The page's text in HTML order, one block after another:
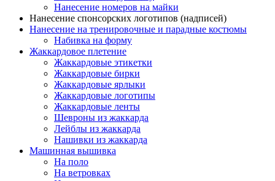
Нанесение номеров на майки
Нанесение спонсорских логотипов (надписей)
Нанесение на тренировочные и парадные костюмы
Набивка на форму
Жаккардовое плетение
Жаккардовые этикетки
Жаккардовые бирки
Жаккардовые ярлыки
Жаккардовые логотипы
Жаккардовые ленты
Шевроны из жаккарда
Лейблы из жаккарда
Нашивки из жаккарда
Машинная вышивка
На поло
На ветровках